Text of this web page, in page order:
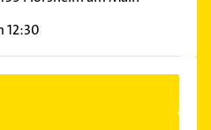
12:30